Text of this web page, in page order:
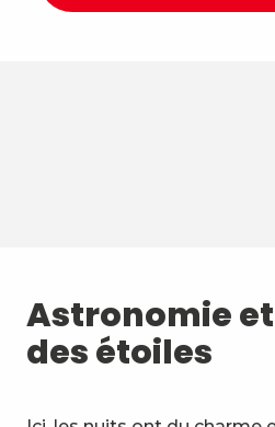
2 Biathlon d'été
3 Sports aériens
4 Sports de
Astronomie
des étoiles